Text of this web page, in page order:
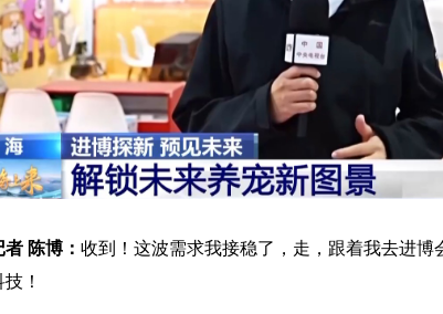
陈博： 收到！这波需求我接稳了，走，跟着我去进博
！